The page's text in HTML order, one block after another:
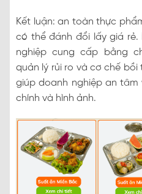
Kết luận: an toàn thực
có thể đánh đổi lấy giá rẻ.
nghiệp cung cấp bằng
quản lý rủi ro và cơ chế
giúp doanh nghiệp an
chính và hình ảnh.